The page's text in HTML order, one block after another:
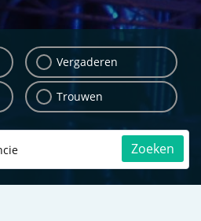
Vergaderen
Trouwen
Zoeken